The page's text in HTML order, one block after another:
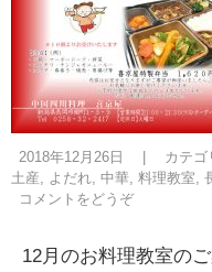
2018年12月26日 カテゴ
土産, よだれ, 中華, 料理教室,
コメントをどうぞ
12月のお料理教